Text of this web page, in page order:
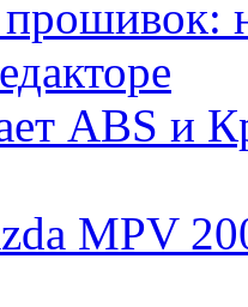
прошивок:
ABS и
MPV